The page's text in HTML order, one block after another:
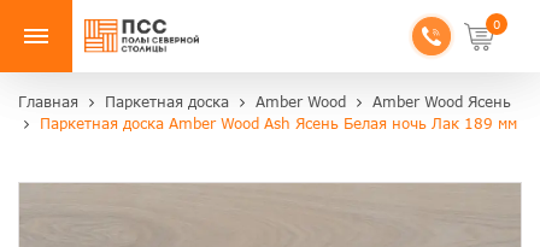
0
Главная Паркетная доска Amber Wood
Amber Wood Ясень
Паркетная доска Amber Wood Ash Ясень Белая ночь Лак 189 мм